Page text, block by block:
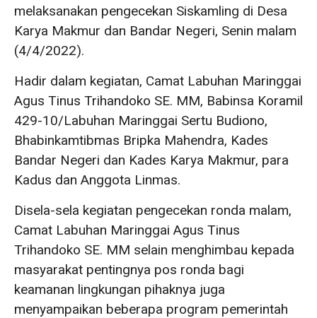
melaksanakan pengecekan Siskamling di Desa
Karya Makmur dan Bandar Negeri, Senin malam
(4/4/2022).
Hadir dalam kegiatan, Camat Labuhan Maringgai
Agus Tinus Trihandoko SE. MM, Babinsa Koramil
429-10/Labuhan Maringgai Sertu Budiono,
Bhabinkamtibmas Bripka Mahendra, Kades
Bandar Negeri dan Kades Karya Makmur, para
Kadus dan Anggota Linmas.
Disela-sela kegiatan pengecekan ronda malam,
Camat Labuhan Maringgai Agus Tinus
Trihandoko SE. MM selain menghimbau kepada
masyarakat pentingnya pos ronda bagi
keamanan lingkungan pihaknya juga
menyampaikan beberapa program pemerintah